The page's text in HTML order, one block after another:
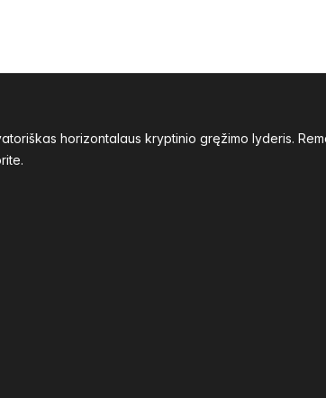
horizontalaus kryptinio gręžimo lyderis.